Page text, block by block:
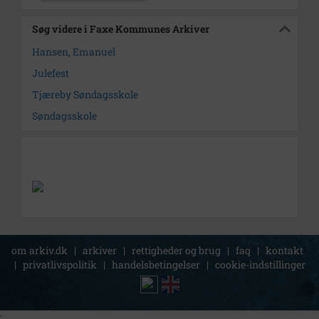
Søg videre i Faxe Kommunes Arkiver
Hansen, Emanuel
Julefest
Tjæreby Søndagsskole
Søndagsskole
om arkiv.dk | arkiver | rettigheder og brug | faq | kontakt
| privatlivspolitik | handelsbetingelser | cookie-indstillinger